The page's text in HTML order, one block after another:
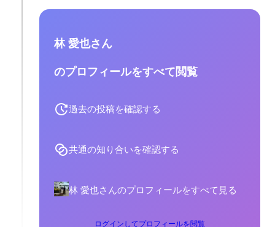
林 愛也さん
のプロフィールをすべて閲覧
過去の投稿を確認する
共通の知り合いを確認する
林 愛也さんのプロフィールをすべて見る
ログインしてプロフィールを閲覧